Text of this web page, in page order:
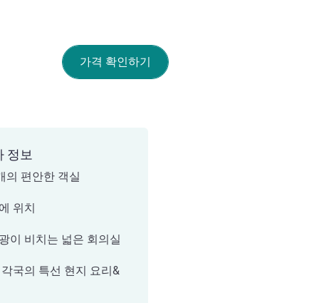
가격 확인하기
정보
의 편안한 객실
위치
이 비치는 넓은 회의실
국의 특선 현지 요리&